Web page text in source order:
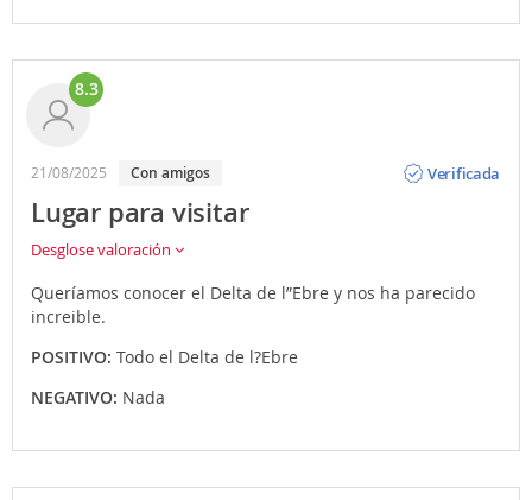
8.3
21/08/2025 Con amigos
Verificada
Lugar para visitar
Desglose valoración
Queríamos conocer el Delta de l”Ebre y nos ha parecido
increible.
POSITIVO: Todo el Delta de l?Ebre
NEGATIVO: Nada